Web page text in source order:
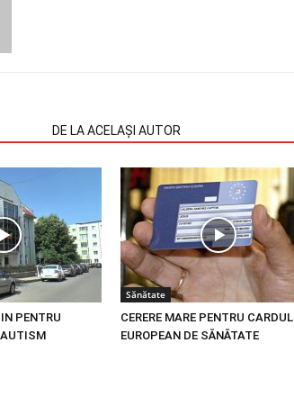
DE LA ACELAȘI AUTOR
PENTRU
AUTISM
Sănătate
CERERE MARE PENTRU CARDUL
EUROPEAN DE SĂNĂTATE